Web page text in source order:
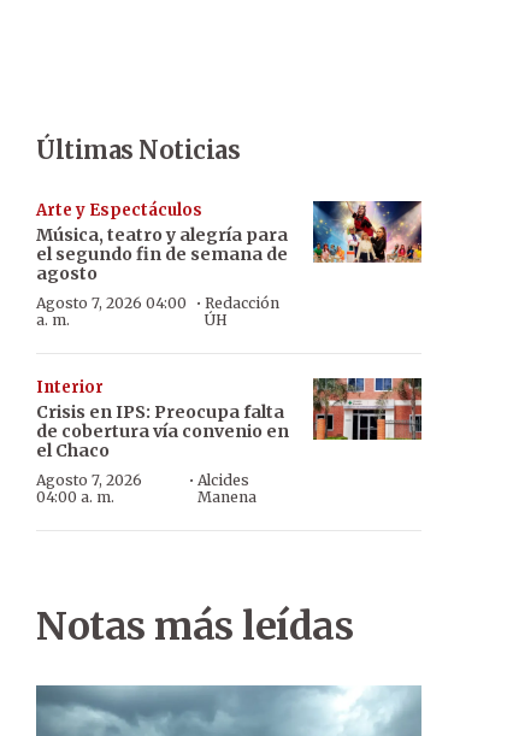
Últimas Noticias
Arte y Espectáculos
Música, teatro y alegría para
el segundo fin de semana de
agosto
Agosto 7, 2026 04:00
a. m.
· Redacción
ÚH
Interior
Crisis en IPS: Preocupa falta
de cobertura vía convenio en
el Chaco
Agosto 7, 2026
04:00 a. m.
·Alcides
Manena
Notas más leídas